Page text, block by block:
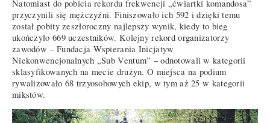
Natomiast do pobicia rekordu frekwencji „ćwiartki komandosa”
przyczynili się mężczyźni. Finiszowało ich 592 i dzięki temu
został pobity zeszłoroczny najlepszy wynik, kiedy to bieg
ukończyło 669 uczestników. Kolejny rekord organizatorzy
zawodów – Fundacja Wspierania Inicjatyw
Niekonwencjonalnych „Sub Ventum” – odnotowali w kategorii
sklasyfikowanych na mecie drużyn. O miejsca na podium
rywalizowało 68 trzyosobowych ekip, w tym aż 25 w kategorii
mikstów.